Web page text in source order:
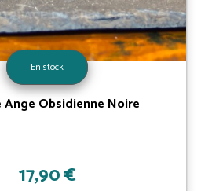
En stock
Ange Obsidienne Noire
17,90 €